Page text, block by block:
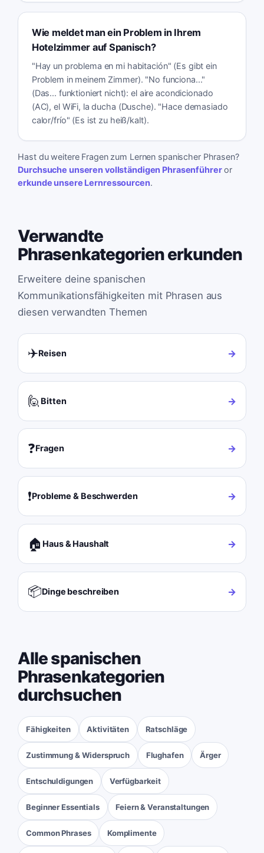
Wie meldet man ein Problem in Ihrem
Hotelzimmer auf Spanisch?
"Hay un problema en mi habitación" (Es gibt ein
Problem in meinem Zimmer). "No funciona..."
(Das... funktioniert nicht): el aire acondicionado
(AC), el WiFi, la ducha (Dusche). "Hace demasiado
calor/frío" (Es ist zu heiß/kalt).
Hast du weitere Fragen zum Lernen spanischer Phrasen?
Durchsuche unseren vollständigen Phrasenführeror
erkunde unsere Lernressourcen.
Verwandte
Phrasenkategorien erkunden
Erweitere deine spanischen
Kommunikationsfähigkeiten mit Phrasen aus
diesen verwandten Themen
✈️Reisen →
🙋 Bitten →
❓Fragen →
❗Probleme & Beschwerden →
🏠 Haus & Haushalt →
📦Dinge beschreiben →
Alle spanischen
Phrasenkategorien
durchsuchen
Fähigkeiten Aktivitäten Ratschläge
Zustimmung & Widerspruch Flughafen Ärger
Entschuldigungen Verfügbarkeit
Beginner Essentials Feiern & Veranstaltungen
Common Phrases Komplimente